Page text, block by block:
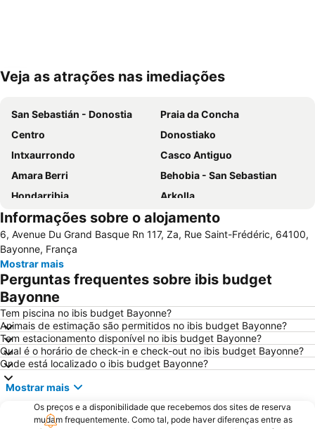
Ampliar mapa
Veja as atrações nas imediações
San Sebastián - Donostia
Praia da Concha
Centro
Donostiako
Intxaurrondo
Casco Antiguo
Amara Berri
Behobia - San Sebastian
Hondarribia
Arkolla
Isla de Santa Clara
Gare Saint Jean de Luz-Ciboure
Ondarreta
Puntalea
Egia
Aiete
Centrale de Hossegor
Le Petit Train de La Rhune
Palacio de Aiete
La Grande Plage
Zimizarga
Alarde
Plage centrale
Altza
Ategorrieta-Ulia
Quais de la Nive
Fêtes de Bayonne
Informações sobre o alojamento
6, Avenue Du Grand Basque Rn 117, Za, Rue Saint-Frédéric, 64100,
Bayonne, França
Mostrar mais
Perguntas frequentes sobre ibis budget
Bayonne
Tem piscina no ibis budget Bayonne?
Animais de estimação são permitidos no ibis budget Bayonne?
Tem estacionamento disponível no ibis budget Bayonne?
Qual é o horário de check-in e check-out no ibis budget Bayonne?
Onde está localizado o ibis budget Bayonne?
Mostrar mais
Os preços e a disponibilidade que recebemos dos sites de reserva
mudam frequentemente. Como tal, pode haver diferenças entre as